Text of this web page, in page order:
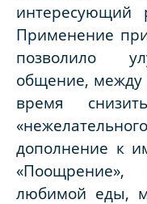
Применение
позволило
общение, между
время
дополнение к
любимой еды,